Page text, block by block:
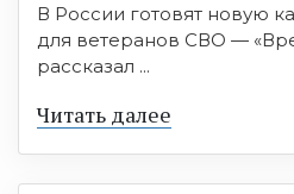
В России готовят новую
для ветеранов СВО —
рассказал ...
Читать далее